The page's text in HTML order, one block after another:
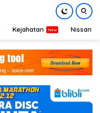
Kejahatan Nissan